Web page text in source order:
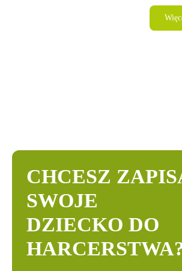
CHCESZ
SWOJE
DZIECKO DO